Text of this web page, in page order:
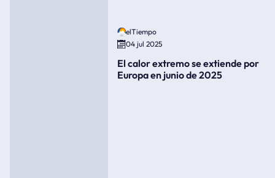
elTiempo
04 jul 2025
El calor extremo se extiende por
Europa en junio de 2025